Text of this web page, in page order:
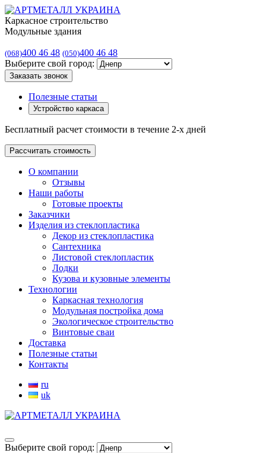
Каркасное строительство
Модульные здания
(068)400 46 48 (050)400 46 48
Выберите свой город:
Заказать звонок
Полезные статьи
Устройство каркаса
Бесплатный расчет стоимости в течение 2-х дней
Рассчитать стоимость
О компании
Отзывы
Наши работы
Готовые проекты
Заказчики
Изделия из стеклопластика
Декор из стеклопластика
Сантехника
Листовой стеклопластик
Лодки
Кузова и кузовные элементы
Технологии
Каркасная технология
Модульная постройка дома
Экологическое строительство
Винтовые сваи
Доставка
Полезные статьи
Контакты
ru
uk
Выберите свой город: